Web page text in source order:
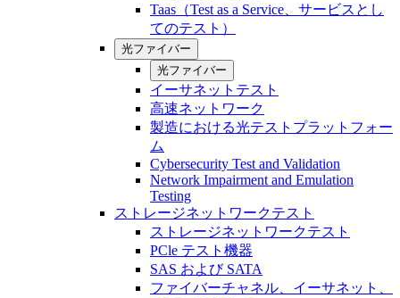
Taas（Test as a Service、サービスとし
てのテスト）
光ファイバー
光ファイバー
イーサネットテスト
高速ネットワーク
製造における光テストプラットフォー
ム
Cybersecurity Test and Validation
Network Impairment and Emulation
Testing
ストレージネットワークテスト
ストレージネットワークテスト
PCle テスト機器
SAS および SATA
ファイバーチャネル、イーサネット、